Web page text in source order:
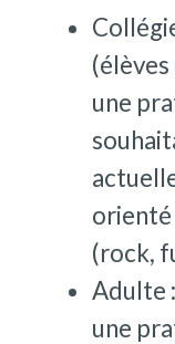
une
(rock,
Adulte
une